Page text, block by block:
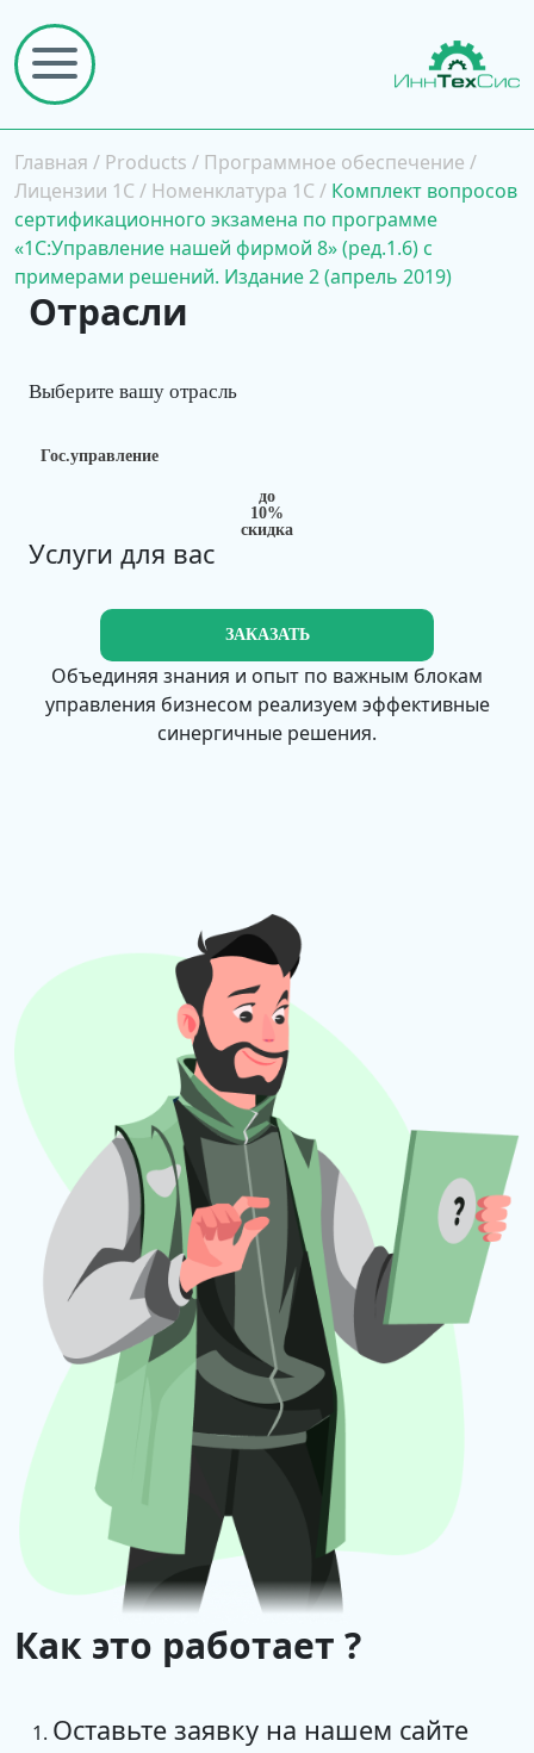
Главная / Products / Программное обеспечение /
Лицензии 1С / Номенклатура 1С / Комплект вопросов
сертификационного экзамена по программе
«1С:Управление нашей фирмой 8» (ред.1.6) с
примерами решений. Издание 2 (апрель 2019)
Отрасли
Гос.управление
Выберите вашу отрасль
до
10%
скидка
Услуги для вас
ЗАКАЗАТЬ
Объединяя знания и опыт по важным блокам
управления бизнесом реализуем эффективные
синергичные решения.
Как это работает ?
Оставьте заявку на нашем сайте